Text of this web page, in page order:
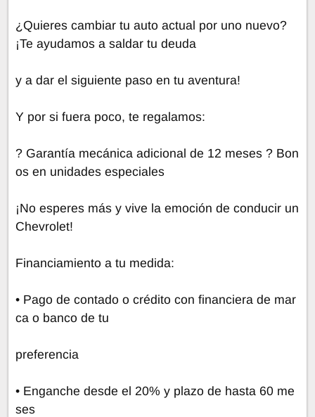
¿Quieres cambiar tu auto actual por uno nuevo?
¡Te ayudamos a saldar tu deuda
y a dar el siguiente paso en tu aventura!
Y por si fuera poco, te regalamos:
? Garantía mecánica adicional de 12 meses ? Bon
os en unidades especiales
¡No esperes más y vive la emoción de conducir un
Chevrolet!
Financiamiento a tu medida:
• Pago de contado o crédito con financiera de mar
ca o banco de tu
preferencia
• Enganche desde el 20% y plazo de hasta 60 me
ses